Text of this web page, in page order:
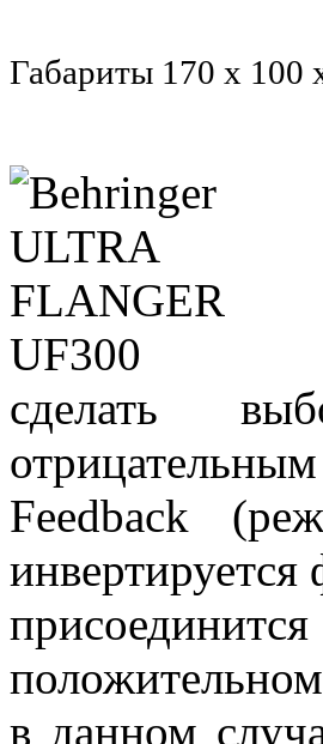
Габариты 170 x 100
сделать
Feedback
инвертируется
в данном